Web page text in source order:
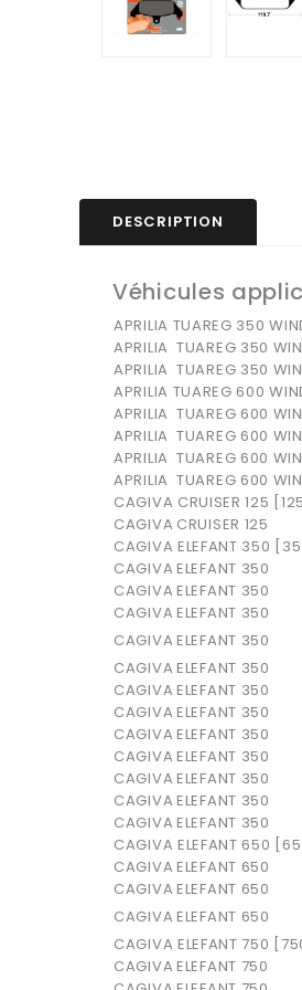
DESCRIPTION
Véhicules
APRILIA TUAREG 350
APRILIA TUAREG 350
APRILIA TUAREG 350
APRILIA TUAREG 600
APRILIA TUAREG 600
APRILIA TUAREG 600
APRILIA TUAREG 600
APRILIA TUAREG 600
CAGIVA CRUISER 125 [125]
CAGIVA CRUISER 125
CAGIVA ELEFANT 350
CAGIVA ELEFANT 350
CAGIVA ELEFANT 350
CAGIVA ELEFANT 350
CAGIVA ELEFANT 350
CAGIVA ELEFANT 350
CAGIVA ELEFANT 350
CAGIVA ELEFANT 350
CAGIVA ELEFANT 350
CAGIVA ELEFANT 350
CAGIVA ELEFANT 350
CAGIVA ELEFANT 350
CAGIVA ELEFANT 350
CAGIVA ELEFANT 650
CAGIVA ELEFANT 650
CAGIVA ELEFANT 650
CAGIVA ELEFANT 650
CAGIVA ELEFANT 750
CAGIVA ELEFANT 750